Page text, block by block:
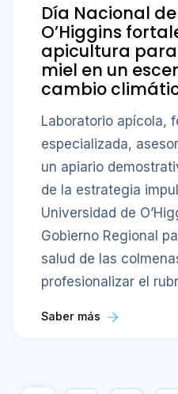
Día Nacional
O’Higgins
apicultura
miel en un
cambio
Laboratorio apícola,
especializada,
un apiario
de la estrategia
Universidad de
Gobierno Regional
salud de las
profesionalizar el
Saber más